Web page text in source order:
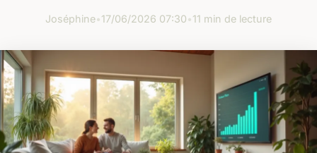
Joséphine•17/06/2026 07:30•11 min de lecture